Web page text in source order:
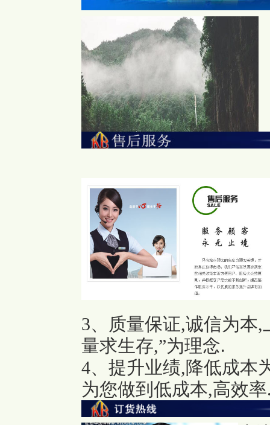
3、质量保证,诚信为本
量求生存,”为理念.
4、提升业绩,降低成本
为您做到低成本,高效